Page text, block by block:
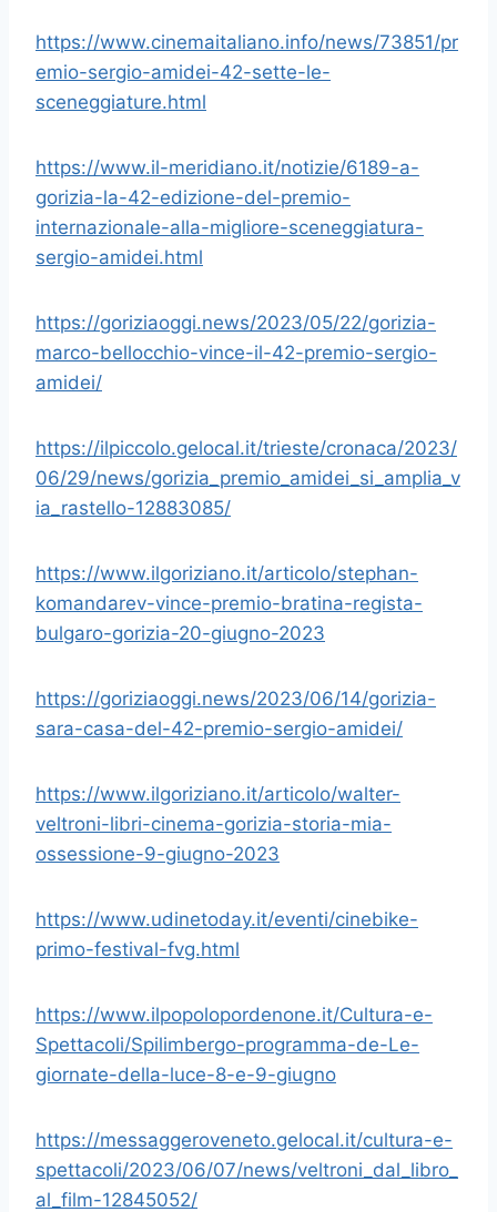
https://www.cinemaitaliano.info/news/73851/pr
emio-sergio-amidei-42-sette-le-
sceneggiature.html
https://www.il-meridiano.it/notizie/6189-a-
gorizia-la-42-edizione-del-premio-
internazionale-alla-migliore-sceneggiatura-
sergio-amidei.html
https://goriziaoggi.news/2023/05/22/gorizia-
marco-bellocchio-vince-il-42-premio-sergio-
amidei/
https://ilpiccolo.gelocal.it/trieste/cronaca/2023/
06/29/news/gorizia_premio_amidei_si_amplia_v
ia_rastello-12883085/
https://www.ilgoriziano.it/articolo/stephan-
komandarev-vince-premio-bratina-regista-
bulgaro-gorizia-20-giugno-2023
https://goriziaoggi.news/2023/06/14/gorizia-
sara-casa-del-42-premio-sergio-amidei/
https://www.ilgoriziano.it/articolo/walter-
veltroni-libri-cinema-gorizia-storia-mia-
ossessione-9-giugno-2023
https://www.udinetoday.it/eventi/cinebike-
primo-festival-fvg.html
https://www.ilpopolopordenone.it/Cultura-e-
Spettacoli/Spilimbergo-programma-de-Le-
giornate-della-luce-8-e-9-giugno
https://messaggeroveneto.gelocal.it/cultura-e-
spettacoli/2023/06/07/news/veltroni_dal_libro_
al_film-12845052/